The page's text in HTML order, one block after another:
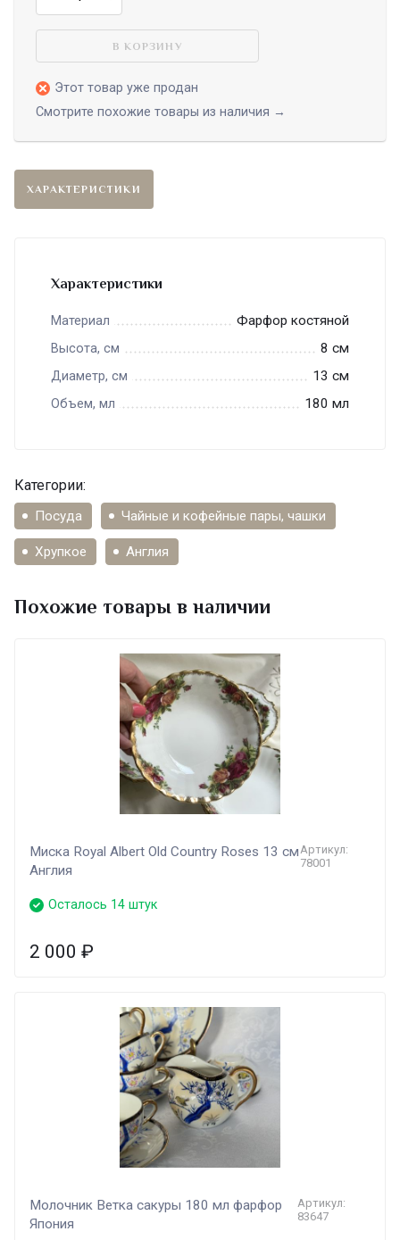
В КОРЗИНУ
Этот товар уже продан
Смотрите похожие товары из наличия →
ХАРАКТЕРИСТИКИ
Характеристики
Материал Фарфор костяной
Высота, см 8 см
Диаметр, см 13 см
Объем, мл 180 мл
Категории:
Посуда Чайные и кофейные пары, чашки
Хрупкое Англия
Похожие товары в наличии
Миска Royal Albert Old Country Roses 13 см
Англия
Артикул:
78001
Осталось 14 штук
2 000 ₽
Молочник Ветка сакуры 180 мл фарфор
Япония
Артикул:
83647